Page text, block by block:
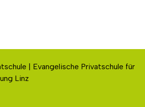
| Evangelische Privatschule für
Linz